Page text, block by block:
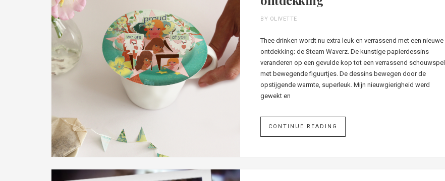
BY OLIVETTE
Thee drinken wordt nu extra leuk en verrassend met een nieuwe
ontdekking; de Steam Waverz. De kunstige papierdessins
veranderen op een gevulde kop tot een verrassend schouwspel
met bewegende figuurtjes. De dessins bewegen door de
opstijgende warmte, superleuk. Mijn nieuwgierigheid werd
gewekt en
CONTINUE READING